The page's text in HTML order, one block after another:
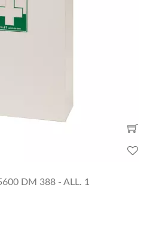
DM 388 - ALL. 1